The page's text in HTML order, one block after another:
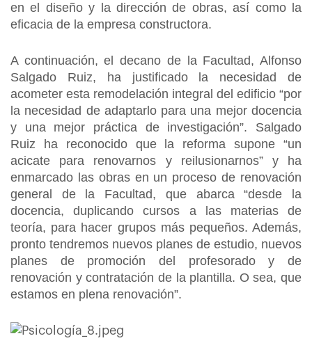
en el diseño y la dirección de obras, así como la
eficacia de la empresa constructora.
A continuación, el decano de la Facultad, Alfonso
Salgado Ruiz, ha justificado la necesidad de
acometer esta remodelación integral del edificio “por
la necesidad de adaptarlo para una mejor docencia
y una mejor práctica de investigación”. Salgado
Ruiz ha reconocido que la reforma supone “un
acicate para renovarnos y reilusionarnos” y ha
enmarcado las obras en un proceso de renovación
general de la Facultad, que abarca “desde la
docencia, duplicando cursos a las materias de
teoría, para hacer grupos más pequeños. Además,
pronto tendremos nuevos planes de estudio, nuevos
planes de promoción del profesorado y de
renovación y contratación de la plantilla. O sea, que
estamos en plena renovación”.